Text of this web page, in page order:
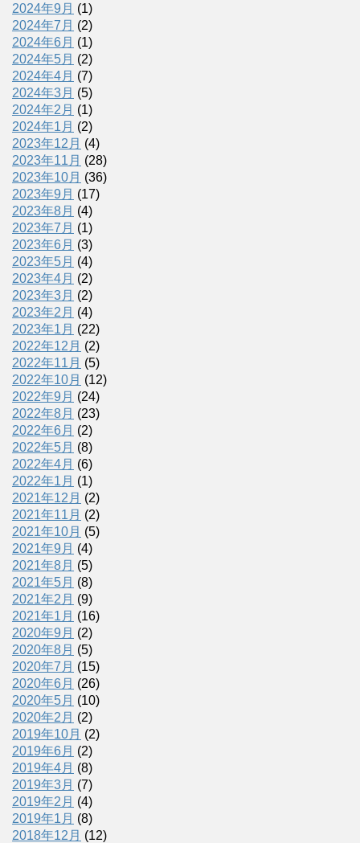
2024年9月 (1)
2024年7月 (2)
2024年6月 (1)
2024年5月 (2)
2024年4月 (7)
2024年3月 (5)
2024年2月 (1)
2024年1月 (2)
2023年12月 (4)
2023年11月 (28)
2023年10月 (36)
2023年9月 (17)
2023年8月 (4)
2023年7月 (1)
2023年6月 (3)
2023年5月 (4)
2023年4月 (2)
2023年3月 (2)
2023年2月 (4)
2023年1月 (22)
2022年12月 (2)
2022年11月 (5)
2022年10月 (12)
2022年9月 (24)
2022年8月 (23)
2022年6月 (2)
2022年5月 (8)
2022年4月 (6)
2022年1月 (1)
2021年12月 (2)
2021年11月 (2)
2021年10月 (5)
2021年9月 (4)
2021年8月 (5)
2021年5月 (8)
2021年2月 (9)
2021年1月 (16)
2020年9月 (2)
2020年8月 (5)
2020年7月 (15)
2020年6月 (26)
2020年5月 (10)
2020年2月 (2)
2019年10月 (2)
2019年6月 (2)
2019年4月 (8)
2019年3月 (7)
2019年2月 (4)
2019年1月 (8)
2018年12月 (12)